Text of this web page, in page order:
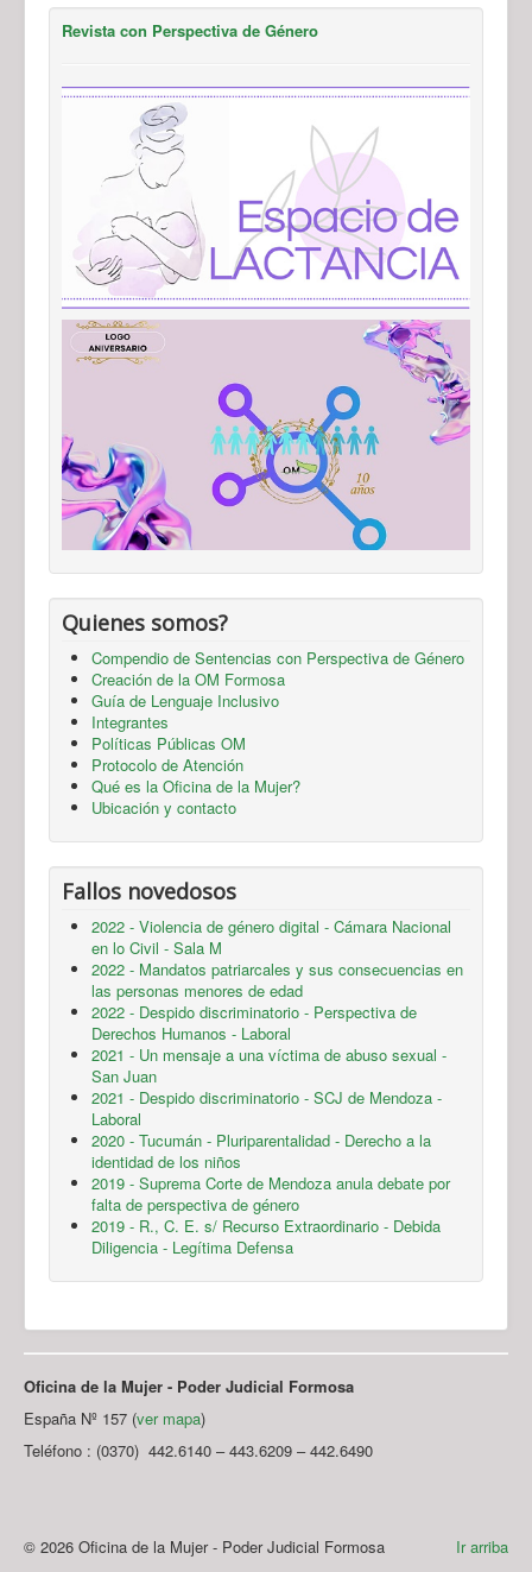
Revista con Perspectiva de Género
Quienes somos?
Compendio de Sentencias con Perspectiva de Género
Creación de la OM Formosa
Guía de Lenguaje Inclusivo
Integrantes
Políticas Públicas OM
Protocolo de Atención
Qué es la Oficina de la Mujer?
Ubicación y contacto
Fallos novedosos
2022 - Violencia de género digital - Cámara Nacional
en lo Civil - Sala M
2022 - Mandatos patriarcales y sus consecuencias en
las personas menores de edad
2022 - Despido discriminatorio - Perspectiva de
Derechos Humanos - Laboral
2021 - Un mensaje a una víctima de abuso sexual -
San Juan
2021 - Despido discriminatorio - SCJ de Mendoza -
Laboral
2020 - Tucumán - Pluriparentalidad - Derecho a la
identidad de los niños
2019 - Suprema Corte de Mendoza anula debate por
falta de perspectiva de género
2019 - R., C. E. s/ Recurso Extraordinario - Debida
Diligencia - Legítima Defensa
Oficina de la Mujer - Poder Judicial Formosa
España Nº 157 (ver mapa)
Teléfono : (0370) 442.6140 – 443.6209 – 442.6490
Ir arriba
© 2026 Oficina de la Mujer - Poder Judicial Formosa